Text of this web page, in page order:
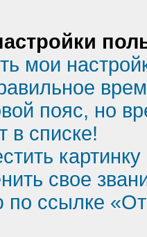
мои
пояс, но
в списке!
свое
ссылке